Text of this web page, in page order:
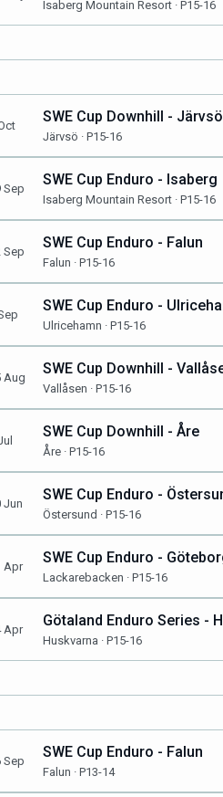
Isaberg Mountain Resort · P15-16
SWE Cup Downhill - Järvsö
Järvsö · P15-16
Sep
SWE Cup Enduro - Isaberg
Isaberg Mountain Resort · P15-16
Sep
SWE Cup Enduro - Falun
Falun · P15-16
SWE Cup Enduro -
Ulricehamn · P15-16
Aug
SWE Cup Downhill -
Vallåsen · P15-16
SWE Cup Downhill - Åre
Åre · P15-16
Jun
SWE Cup Enduro -
Östersund · P15-16
Apr
SWE Cup Enduro -
Lackarebacken · P15-16
Apr
Götaland Enduro Series -
Huskvarna · P15-16
Sep
SWE Cup Enduro - Falun
Falun · P13-14